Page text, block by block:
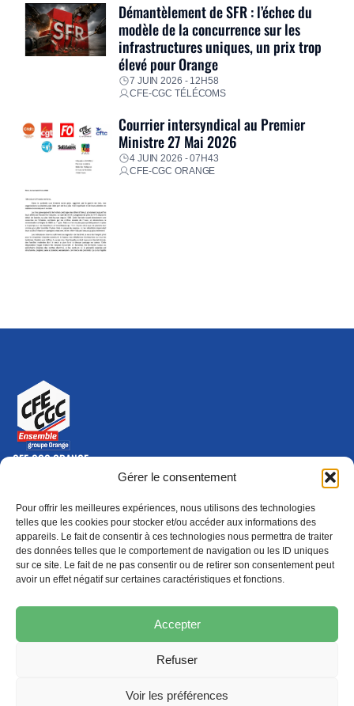
Gérer le consentement
Pour offrir les meilleures expériences, nous utilisons des technologies
telles que les cookies pour stocker et/ou accéder aux informations des
appareils. Le fait de consentir à ces technologies nous permettra de traiter
des données telles que le comportement de navigation ou les ID uniques
sur ce site. Le fait de ne pas consentir ou de retirer son consentement peut
avoir un effet négatif sur certaines caractéristiques et fonctions.
Accepter
Refuser
Voir les préférences
Démantèlement de SFR : l’échec du
modèle de la concurrence sur les
infrastructures uniques, un prix trop
élevé pour Orange
7 JUIN 2026 - 12H58
CFE-CGC TÉLÉCOMS
Courrier intersyndical au Premier
Ministre 27 Mai 2026
4 JUIN 2026 - 07H43
CFE-CGC ORANGE
CFE-CGC ORANGE
10-12 rue Saint Amand, 75015 Paris Cedex 15
Nous contacter
01 46 79 28 74
S'ABONNER(NOUVELLE FENÊTRE)
ADHÉRER
Épargne
(nouvelle fenêtre) Formation
(nouvelle fenêtre)
POLITIQUE DE COOKIES